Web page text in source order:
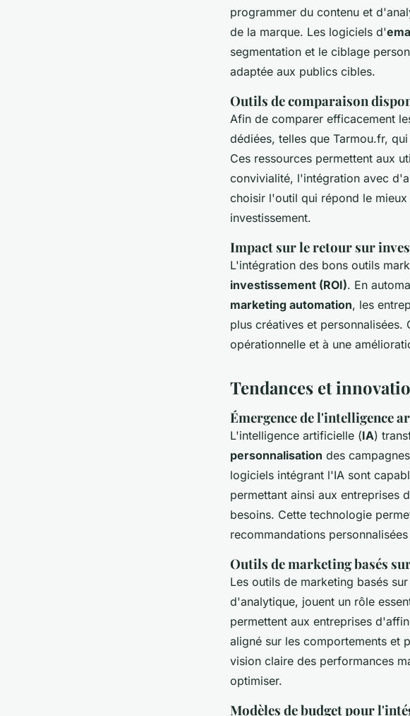
programmer du contenu et
de la marque. Les logiciels d'
segmentation et le ciblage
adaptée aux publics cibles.
Outils de comparaison
Afin de comparer efficacement
dédiées, telles que Tarmou.fr,
Ces ressources permettent aux
convivialité, l'intégration avec
choisir l'outil qui répond le
investissement.
Impact sur le retour sur
L'intégration des bons outils
investissement (ROI). En
marketing automation, les
plus créatives et
opérationnelle et à une
Tendances et
Émergence de l'intelligence
L'intelligence artificielle (IA)
personnalisation des
logiciels intégrant l'IA sont
permettant ainsi aux entreprises
besoins. Cette technologie
recommandations
Outils de marketing basés
Les outils de marketing basés
d'analytique, jouent un rôle
permettent aux entreprises
aligné sur les comportements et
vision claire des performances
optimiser.
Modèles de budget pour